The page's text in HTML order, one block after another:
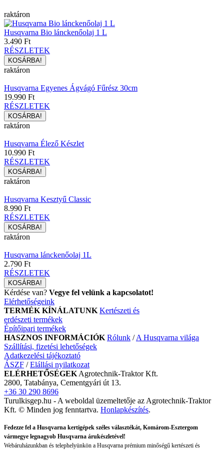
raktáron
Husqvarna Bio lánckenőolaj 1 L
3.490 Ft
RÉSZLETEK
raktáron
Husqvarna Egyenes Ágvágó Fűrész 30cm
19.990 Ft
RÉSZLETEK
raktáron
Husqvarna Élező Készlet
10.990 Ft
RÉSZLETEK
raktáron
Husqvarna Kesztyű Classic
8.990 Ft
RÉSZLETEK
raktáron
Husqvarna lánckenőolaj 1L
2.790 Ft
RÉSZLETEK
Kérdése van? Vegye fel velünk a kapcsolatot!
Elérhetőségeink
TERMÉK KÍNÁLATUNK Kertészeti és
erdészeti termékek
Építőipari termékek
HASZNOS INFORMÁCIÓK Rólunk /A Husqvarna világa
Szállítási, fizetési lehetőségek
Adatkezelési tájékoztató
ÁSZF /Elállási nyilatkozat
ELÉRHETŐSÉGEK Agrotechnik-Traktor Kft.
2800, Tatabánya, Cementgyári út 13.
+36 30 290 8696
Turulkisgep.hu - A weboldal üzemeltetője az Agrotechnik-Traktor
Kft. © Minden jog fenntartva. Honlapkészítés.
Fedezze fel a Husqvarna kertigépek széles választékát, Komárom-Esztergom
vármegye legnagyob Husqvarna árukészletével!
Webáruházunkban és telephelyünkön a Husqvarna prémium minőségű kertészeti és